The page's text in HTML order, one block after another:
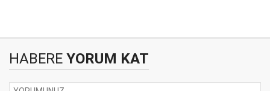
HABERE YORUM KAT